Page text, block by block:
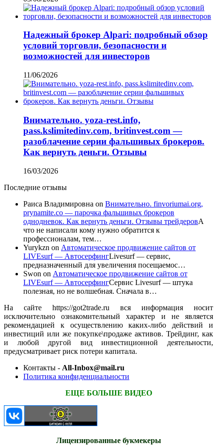
Надежный брокер Alpari: подробный обзор
условий торговли, безопасности и
возможностей для инвесторов
11/06/2026
Внимательно. yoza-rest.info,
pass.kslimitedinv.com, britinvest.com —
разоблачение серии фальшивых брокеров.
Как вернуть деньги. Отзывы
16/03/2026
Последние отзывы
Раиса Владимировна on Внимательно. finvoriumai.org,
prynamite.co — парочка фальшивых брокеров
однодневок. Как вернуть деньги. Отзывы трейдеровА
что не написали кому нужно обратится к
профессионалам, тем…
Yurykzn on Автоматическое продвижение сайтов от
LIVEsurf — АвтосерфингLivesurf — сервис,
предназначенный для увеличения посещаемос…
Swon on Автоматическое продвижение сайтов от
LIVEsurf — АвтосерфингСервис Livesurf — штука
полезная, но не волшебная. Сначала в…
На сайте https://got2trade.ru вся информация носит
исключительно ознакомительный характер и не является
рекомендацией к осуществлению каких-либо действий и
инвестиций или же покупке\продаже активов. Трейдинг, как
и любой другой вид инвестиционной деятельности,
предусматривает риск потери капитала.
Контакты - All-Inbox@mail.ru
Политика конфиденциальности
ЕЩЕ БОЛЬШЕ ВИДЕО
Лицензированные букмекеры